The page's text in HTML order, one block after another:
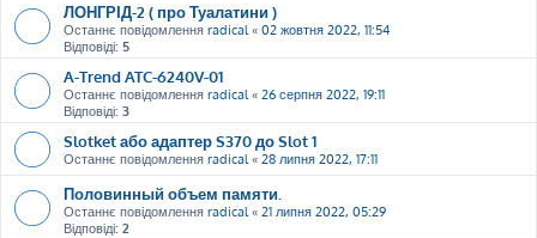
ЛОНГРІД-2 ( про Туалатини )
Останнє повідомлення radical« 02 жовтня 2022, 11:54
Відповіді: 5
A-Trend ATC-6240V-01
Останнє повідомлення radical« 26 серпня 2022, 19:11
Відповіді: 3
Slotket або адаптер S370 до Slot 1
Останнє повідомлення radical« 28 липня 2022, 17:11
Половинный объем памяти.
Останнє повідомлення radical« 21 липня 2022, 05:29
Відповіді: 2